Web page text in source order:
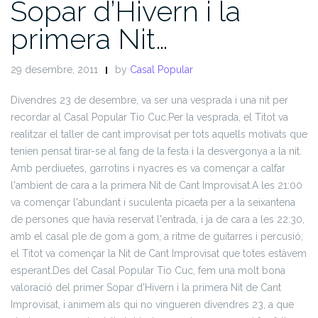
Sopar d’Hivern i la
primera Nit…
29 desembre, 2011 by Casal Popular
Divendres 23 de desembre, va ser una vesprada i una nit per
recordar al Casal Popular Tio Cuc. Per la vesprada, el Titot va
realitzar el taller de cant improvisat per tots aquells motivats que
tenien pensat tirar-se al fang de la festa i la desvergonya a la nit.
Amb perdiuetes, garrotins i nyacres es va començar a calfar
l'ambient de cara a la primera Nit de Cant Improvisat.A les 21:00
va començar l'abundant i suculenta picaeta per a la seixantena
de persones que havia reservat l'entrada, i ja de cara a les 22:30,
amb el casal ple de gom a gom, a ritme de guitarres i percusió,
el Titot va començar la Nit de Cant Improvisat que totes estàvem
esperant. Des del Casal Popular Tio Cuc, fem una molt bona
valoració del primer Sopar d'Hivern i la primera Nit de Cant
Improvisat, i animem als qui no vingueren divendres 23, a que